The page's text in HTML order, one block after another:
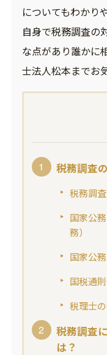
についてもわかり
自身で税務調査の
な点があり誰かに
士法人松本までお
税務調査
税務調
国家公
務）
国家公
国税通
税理士
税務調査
は？